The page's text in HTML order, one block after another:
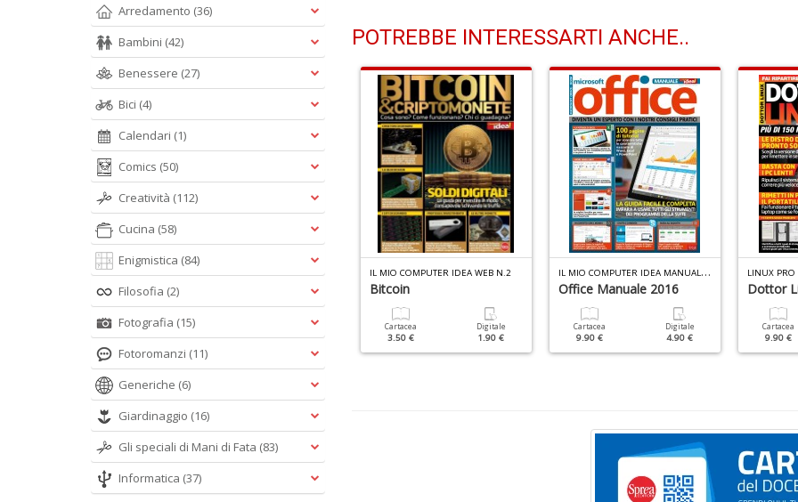
POTREBBE INTERESSARTI ANCHE..
MAGAZINE LINUX N.1
Windows Con
4.90 €
Ubuntu Facile 16.10 Dvd
9.90 €
Digitale
4.90 €
IL MIO COMPUTER IDEA WEB N.2
Bitcoin
Cartacea
3.50 €
Digitale
1.90 €
I
L MIO COMPUTER IDEA MANUALE N.3
Office Manuale 2016
Cartacea
9.90 €
Digitale
4.90 €
LINUX
Dottor
Cartacea
9.90 €
Arredamento (36)
Bambini (42)
Benessere (27)
Bici (4)
Calendari (1)
Comics (50)
Creatività (112)
Cucina (58)
Enigmistica (84)
Filosofia (2)
Fotografia (15)
Fotoromanzi (11)
Generiche (6)
Giardinaggio (16)
Gli speciali di Mani di Fata (83)
Informatica (37)